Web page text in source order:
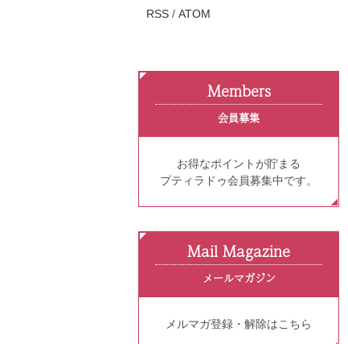
RSS / ATOM
Members
会員募集
お得なポイントが貯まる
プティラドゥ会員募集中です。
Mail Magazine
メールマガジン
メルマガ登録・解除はこちら